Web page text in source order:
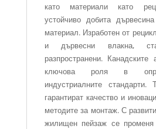
като материали като
устойчиво добита
материал. Изработен от
и дървесни влакна,
разпространени. Канадските
ключова роля в
индустриалните стандарти.
гарантират качество и
методите за монтаж. С
жилищен пейзаж се